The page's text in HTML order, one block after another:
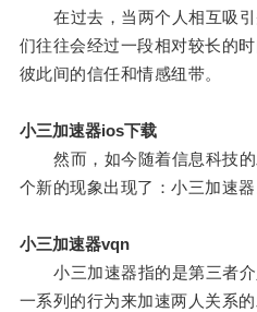
在过去，当两个人相互吸引
们往往会经过一段相对较长的
彼此间的信任和情感纽带。
小三加速器ios下载
然而，如今随着信息科技的
个新的现象出现了：小三加速器
小三加速器vqn
小三加速器指的是第三者介
一系列的行为来加速两人关系的